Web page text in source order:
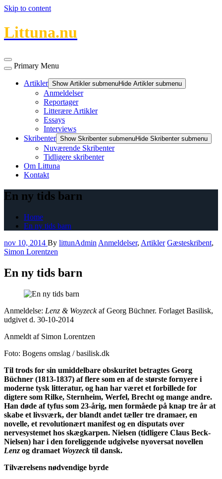
Skip to content
Littuna.nu
Primary Menu
Artikler Show Artikler submenuHide Artikler submenu
Anmeldelser
Reportager
Litterære Artikler
Essays
Interviews
Skribenter Show Skribenter submenuHide Skribenter submenu
Nuværende Skribenter
Tidligere skribenter
Om Littuna
Kontakt
En ny tids barn
Home
En ny tids barn
nov 10, 2014 By littunAdmin Anmeldelser, Artikler Gæsteskribent,
Simon Lorentzen
En ny tids barn
Anmeldelse: Lenz & Woyzeckaf Georg Büchner. Forlaget Basilisk,
udgivet d. 30-10-2014
Anmeldt af Simon Lorentzen
Foto: Bogens omslag / basilisk.dk
Til trods for sin umiddelbare obskuritet betragtes Georg
Büchner (1813-1837) af flere som en af de største fornyere i
moderne tysk litteratur, og han har været et forbillede for
digtere som Rilke, Sternheim, Werfel, Brecht og mange andre.
Han døde af tyfus som 23-årig, men formåede på knap tre år at
skabe et livsværk, der blandt andet tæller tre dramaer, en
novelle, et revolutionært manifest og en disputats over
nervesystemet hos skægkarpen. Nielsen (tidligere Claus Beck-
Nielsen) har i den foreliggende udgivelse nyoversat novellen
Lenz og dramaet Woyzeck til dansk.
Tilværelsens nødvendige byrde